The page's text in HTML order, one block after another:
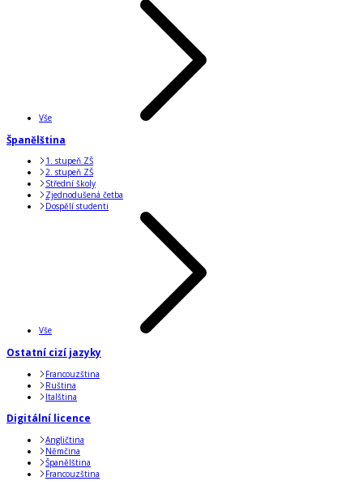
Vše
Španělština
1. stupeň ZŠ
2. stupeň ZŠ
Střední školy
Zjednodušená četba
Dospělí studenti
Vše
Ostatní cizí jazyky
Francouzština
Ruština
Italština
Digitální licence
Angličtina
Němčina
Španělština
Francouzština